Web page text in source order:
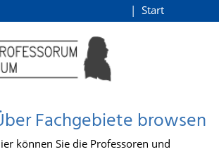
Start
Fachgebiete browsen
können Sie die Professoren und